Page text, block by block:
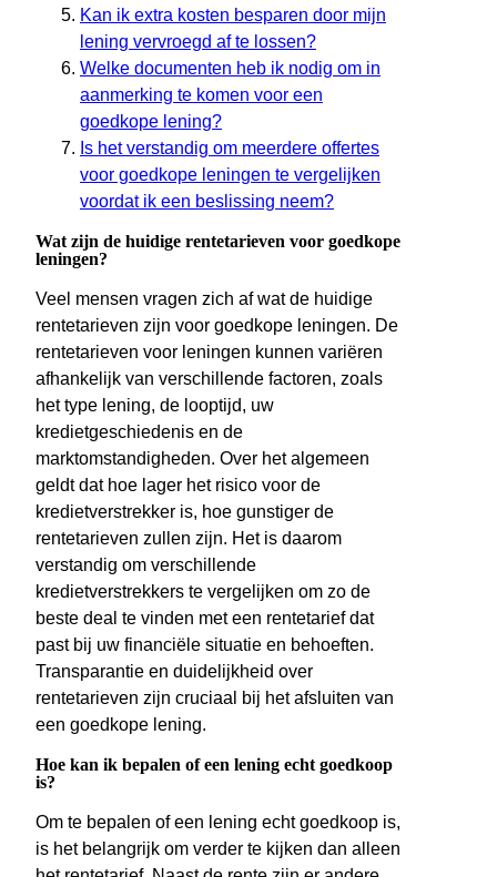
Kan ik extra kosten besparen door mijn
lening vervroegd af te lossen?
Welke documenten heb ik nodig om in
aanmerking te komen voor een
goedkope lening?
Is het verstandig om meerdere offertes
voor goedkope leningen te vergelijken
voordat ik een beslissing neem?
Wat zijn de huidige rentetarieven voor goedkope
leningen?
Veel mensen vragen zich af wat de huidige
rentetarieven zijn voor goedkope leningen. De
rentetarieven voor leningen kunnen variëren
afhankelijk van verschillende factoren, zoals
het type lening, de looptijd, uw
kredietgeschiedenis en de
marktomstandigheden. Over het algemeen
geldt dat hoe lager het risico voor de
kredietverstrekker is, hoe gunstiger de
rentetarieven zullen zijn. Het is daarom
verstandig om verschillende
kredietverstrekkers te vergelijken om zo de
beste deal te vinden met een rentetarief dat
past bij uw financiële situatie en behoeften.
Transparantie en duidelijkheid over
rentetarieven zijn cruciaal bij het afsluiten van
een goedkope lening.
Hoe kan ik bepalen of een lening echt goedkoop
is?
Om te bepalen of een lening echt goedkoop is,
is het belangrijk om verder te kijken dan alleen